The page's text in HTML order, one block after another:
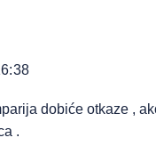
dobiće otkaze ,
.